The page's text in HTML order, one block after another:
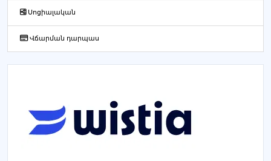
Սոցիալական
Վճարման դարպաս